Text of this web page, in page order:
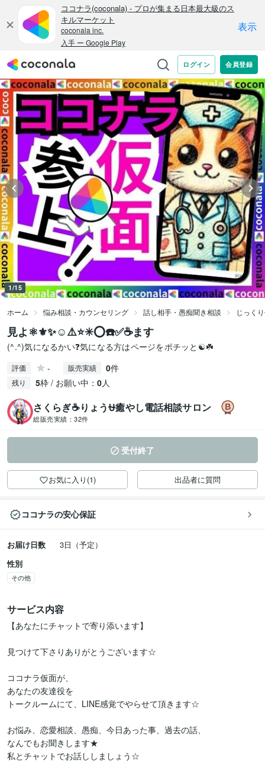
1/15
ホーム 悩み相談・カウンセリング 話し相手・愚痴聞き相談 じっく
見よ⚛️⚜️✨☺️⚠️⭐️✳️⭕️☎️✅☕️ます
(^.^)気になるかい❓気になる方はページをポチッと☯️☘️
評価 - 販売実績 0件
残り 5枠 / お願い中： 0人
さくらぎ☕りょう⛎癒やし電話相談サロン
総販売実績： 32件
受付終了
お気に入り(1) 出品者に質問
ココナラの安心保証
お届け日数
3日（予定）
性別
その他
サービス内容
【あなたにチャットで寄り添います】
見つけて下さりありがとうございます☆
ココナラ仮面が、
あなたの友達役を
トークルームにて、LINE感覚でやらせて頂きます☆
お悩み、恋愛相談、愚痴、今日あった事、過去の話、
なんでもお聞きします★
私とチャットでお話ししましょう☆